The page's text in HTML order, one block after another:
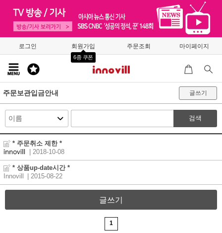
로그인 회원가입
6종 쿠폰
주문조회 마이페이지
주문보관입금안내 글쓰기
검색
* 주문취소 제한 *
| 2018-10-08
* 상품up-date시간 *
Innovill
| 2015-08-22
글쓰기
1